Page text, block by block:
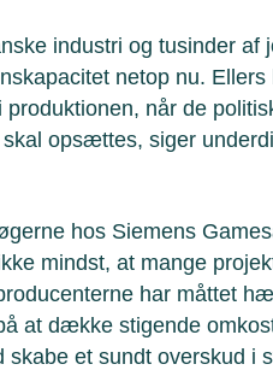
industri og tusinder af
netop nu. Ellers
når de
opsættes, siger
hos Siemens
mindst, at mange
har måttet
at dække stigende
et sundt overskud i